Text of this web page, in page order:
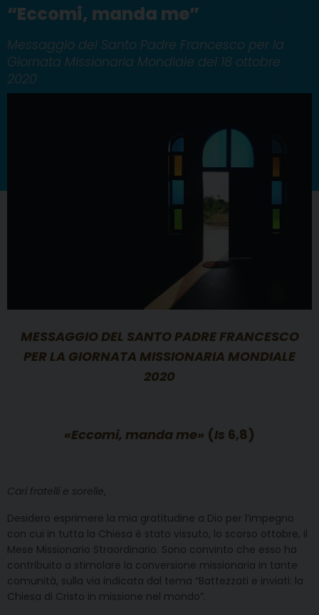
“Eccomi, manda me”
Messaggio del Santo Padre Francesco per la
Giornata Missionaria Mondiale del 18 ottobre
2020
MESSAGGIO DEL SANTO PADRE FRANCESCO
PER LA GIORNATA MISSIONARIA MONDIALE
2020
«Eccomi, manda me» (Is 6,8)
Cari fratelli e sorelle,
Desidero esprimere la mia gratitudine a Dio per l’impegno
con cui in tutta la Chiesa è stato vissuto, lo scorso ottobre, il
Mese Missionario Straordinario. Sono convinto che esso ha
contribuito a stimolare la conversione missionaria in tante
comunità, sulla via indicata dal tema “Battezzati e inviati: la
Chiesa di Cristo in missione nel mondo”.